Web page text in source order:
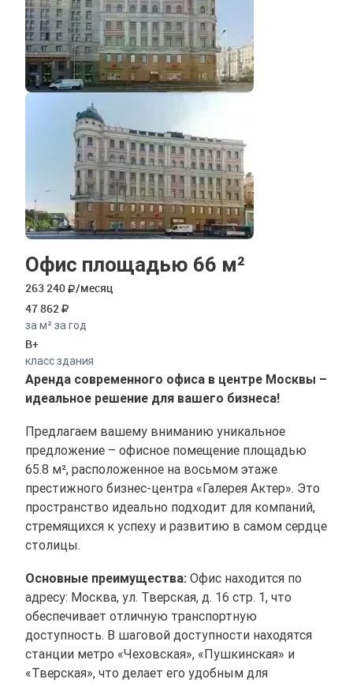
Офис площадью 66 м²
263 240
/месяц
47 862
за м² за год
B+
класс здания
Аренда современного офиса в центре Москвы –
идеальное решение для вашего бизнеса!
Предлагаем вашему вниманию уникальное
предложение – офисное помещение площадью
65.8 м², расположенное на восьмом этаже
престижного бизнес-центра «Галерея Актер». Это
пространство идеально подходит для компаний,
стремящихся к успеху и развитию в самом сердце
столицы.
Основные преимущества: Офис находится по
адресу: Москва, ул. Тверская, д. 16 стр. 1, что
обеспечивает отличную транспортную
доступность. В шаговой доступности находятся
станции метро «Чеховская», «Пушкинская» и
«Тверская», что делает его удобным для